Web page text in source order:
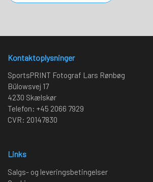
Kontaktoplysninger
SportsPRINT Fotograf Lars Rønbøg
Bülowsvej 17
4230 Skælskør
Telefon: +45 2066 7929
CVR: 20147830
Links
Salgs- og leveringsbetingelser